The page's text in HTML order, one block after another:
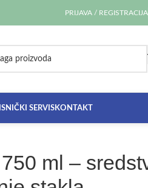
PRIJAVA / REGISTRACIJA
SERVISKONTAKT
ml –